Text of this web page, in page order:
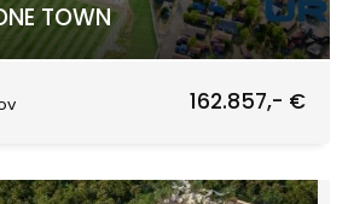
TOWN
162.857,- €